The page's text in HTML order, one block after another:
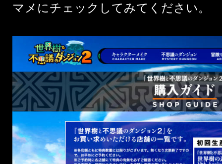
マメにチェックしてみてください。